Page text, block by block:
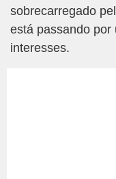
sobrecarregado
está passando por
interesses.